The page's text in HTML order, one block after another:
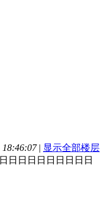
18:46:07 | 显示全部楼层
日日日日日日日日日